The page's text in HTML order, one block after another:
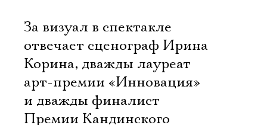
За визуал в спектакле
отвечает сценограф Ирина
Корина, дважды лауреат
арт-премии «Инновация»
и дважды финалист
Премии Кандинского
Ознакомиться